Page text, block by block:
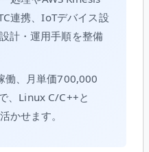
連携、IoTデバイス設
計・運用手順を整備
働、月単価700,000
、Linux C/C++と
かせます。